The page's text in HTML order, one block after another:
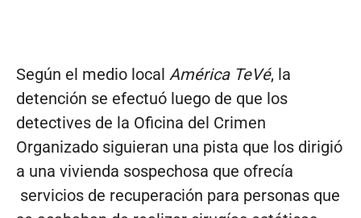
Según el medio local América TeVé, la
detención se efectuó luego de que los
detectives de la Oficina del Crimen
Organizado siguieran una pista que los dirigió
a una vivienda sospechosa que ofrecía
servicios de recuperación para personas que